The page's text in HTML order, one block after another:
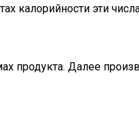
калорийности эти
продукта. Далее